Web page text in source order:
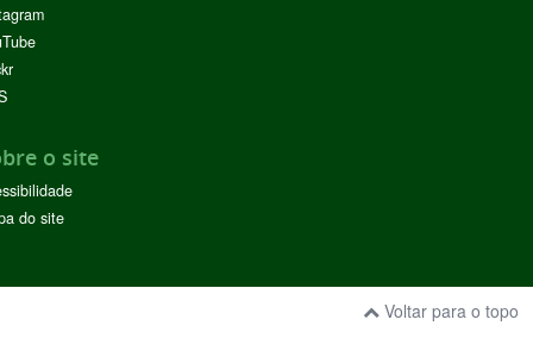
o site
do site
Voltar para o topo